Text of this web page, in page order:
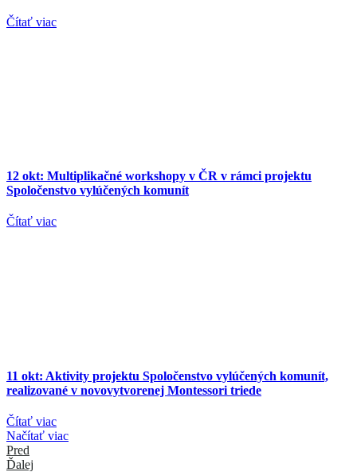
Čítať viac
12 okt: Multiplikačné workshopy v ČR v rámci projektu
Spoločenstvo vylúčených komunít
Čítať viac
11 okt: Aktivity projektu Spoločenstvo vylúčených komunít,
realizované v novovytvorenej Montessori triede
Čítať viac
Načítať viac
Pred
Ďalej